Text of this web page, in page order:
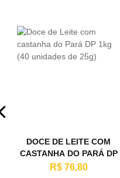
DOCE DE LEITE COM
CASTANHA DO PARÁ DP
1KG (40 UNIDADES DE
R$ 76,80